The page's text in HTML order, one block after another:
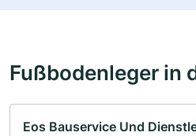
Fußbodenleger in
Eos Bauservice Und